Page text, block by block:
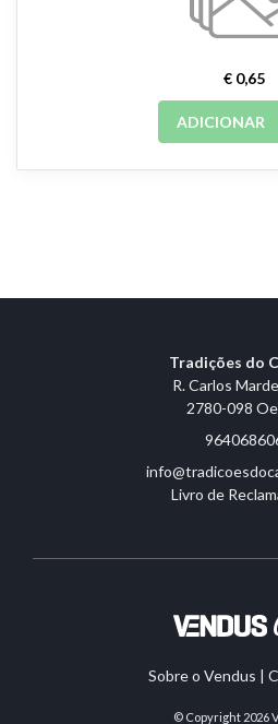
€ 0,65
ADICIONAR
Tradições do
R. Carlos
2780-098
Livro de
Sobre o Vendus |
© Copyright 2026